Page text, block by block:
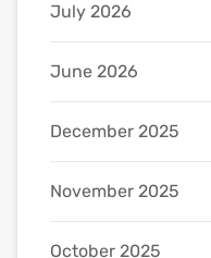
July 2026
June 2026
December 2025
November 2025
October 2025